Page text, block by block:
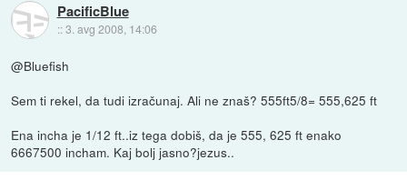
PacificBlue
::3. avg 2008, 14:06
@Bluefish
Sem ti rekel, da tudi izračunaj. Ali ne znaš? 555ft5/8= 555,625 ft
Ena incha je 1/12 ft..iz tega dobiš, da je 555, 625 ft enako
6667500 incham. Kaj bolj jasno?jezus..